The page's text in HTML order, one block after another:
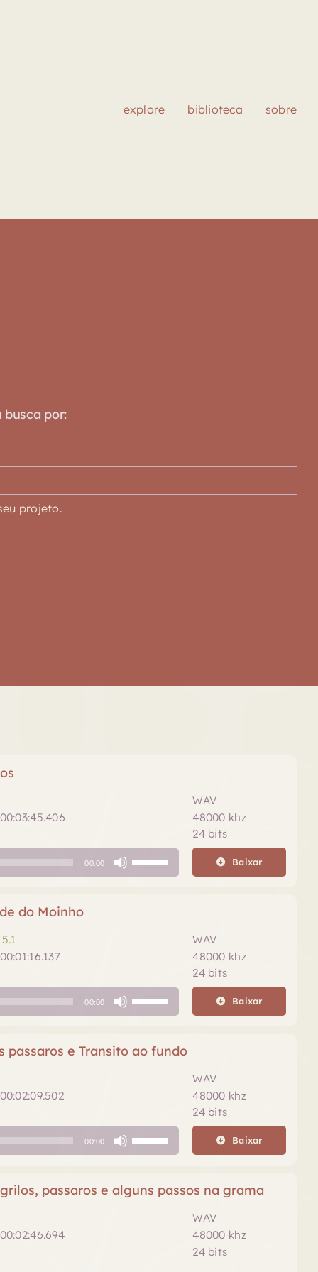
explore biblioteca sobre
por:
projeto.
WAV
48000 khz
24 bits
00:00
para
aumentar
ou
o
Baixar
do Moinho
WAV
48000 khz
24 bits
00:00
para
cima
para
aumentar
ou
o
Baixar
passaros e Transito ao fundo
WAV
48000 khz
24 bits
00:00
cima
Baixar
passaros e alguns passos na grama
WAV
48000 khz
24 bits